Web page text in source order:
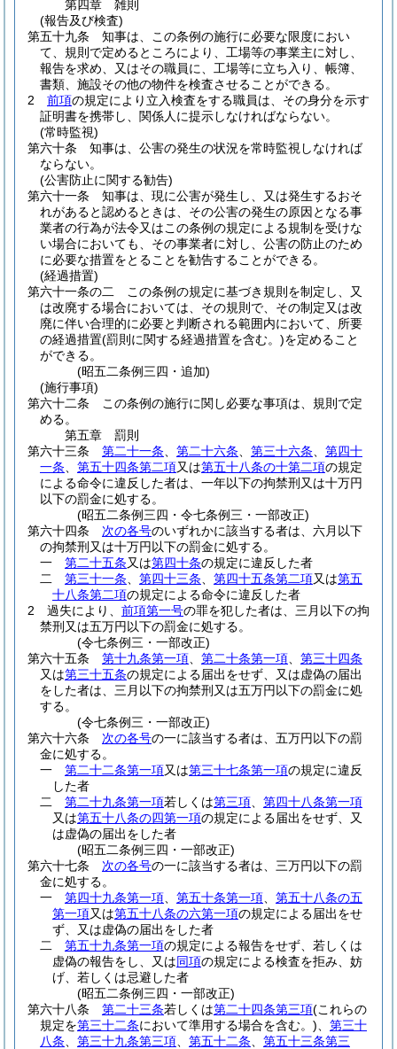
第四章
雑則
(報告及び検査)
第五十九条
知事は、この条例の施行に必要な限度におい
て、規則で定めるところにより、工場等の事業主に対し、
報告を求め、又はその職員に、工場等に立ち入り、帳簿、
書類、施設その他の物件を検査させることができる。
2
前項の規定により立入検査をする職員は、その身分を示す
証明書を携帯し、関係人に提示しなければならない。
(常時監視)
第六十条
知事は、公害の発生の状況を常時監視しなければ
ならない。
(公害防止に関する勧告)
第六十一条
知事は、現に公害が発生し、又は発生するおそ
れがあると認めるときは、その公害の発生の原因となる事
業者の行為が法令又はこの条例の規定による規制を受けな
い場合においても、その事業者に対し、公害の防止のため
に必要な措置をとることを勧告することができる。
(経過措置)
第六十一条の二
この条例の規定に基づき規則を制定し、又
は改廃する場合においては、その規則で、その制定又は改
廃に伴い合理的に必要と判断される範囲内において、所要
の経過措置(罰則に関する経過措置を含む。)を定めること
ができる。
(昭五二条例三四・追加)
(施行事項)
第六十二条
この条例の施行に関し必要な事項は、規則で定
める。
第五章
罰則
第六十三条
第二十一条 第二十六条 第三十六条
第四十
一条
第五十四条第二項又は第五十八条の十第二項の規定
による命令に違反した者は、一年以下の拘禁刑又は十万円
以下の罰金に処する。
(昭五二条例三四・令七条例三・一部改正)
第六十四条
次の各号のいずれかに該当する者は、六月以下
の拘禁刑又は十万円以下の罰金に処する。
一
第二十五条又は第四十条の規定に違反した者
二
第三十一条 第四十三条 第四十五条第二項又は第五
十八条第二項の規定による命令に違反した者
2
過失により、 前項第一号の罪を犯した者は、三月以下の拘
禁刑又は五万円以下の罰金に処する。
(令七条例三・一部改正)
第六十五条
第十九条第一項 第二十条第一項
第三十四条
又は第三十五条の規定による届出をせず、又は虚偽の届出
をした者は、三月以下の拘禁刑又は五万円以下の罰金に処
する。
(令七条例三・一部改正)
第六十六条
次の各号の一に該当する者は、五万円以下の罰
金に処する。
一
第二十二条第一項又は第三十七条第一項の規定に違反
した者
二
第二十九条第一項若しくは第三項
第四十八条第一項
又は第五十八条の四第一項の規定による届出をせず、又
は虚偽の届出をした者
(昭五二条例三四・一部改正)
第六十七条
次の各号の一に該当する者は、三万円以下の罰
金に処する。
一
第四十九条第一項 第五十条第一項
第五十八条の五
第一項又は第五十八条の六第一項の規定による届出をせ
ず、又は虚偽の届出をした者
二
第五十九条第一項の規定による報告をせず、若しくは
虚偽の報告をし、又は同項の規定による検査を拒み、妨
げ、若しくは忌避した者
(昭五二条例三四・一部改正)
第六十八条
第二十三条若しくは第二十四条第三項(これらの
規定を第三十二条において準用する場合を含む。)
第三十
八条
第三十九条第三項 第五十二条
第五十三条第三